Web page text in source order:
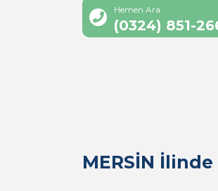
Hemen Ara
(0324) 851-
MERSİN